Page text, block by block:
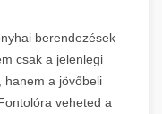
berendezések
csak a jelenlegi
hanem a jövőbeli
veheted a